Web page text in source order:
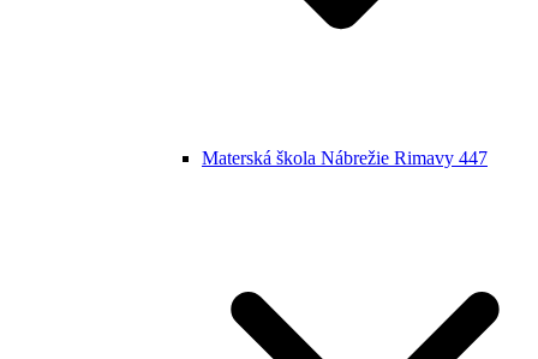
Materská škola Nábrežie Rimavy 447